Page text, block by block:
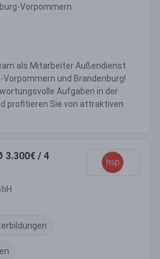
Vorpommern
als Mitarbeiter Außendienst
und Brandenburg!
Aufgaben in der
profitieren Sie von attraktiven
3.300€ / 4